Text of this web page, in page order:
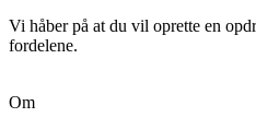
Vi håber på at du vil oprette en
fordelene.
Om